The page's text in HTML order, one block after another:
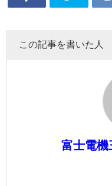
この記事を書いた人
富士電機